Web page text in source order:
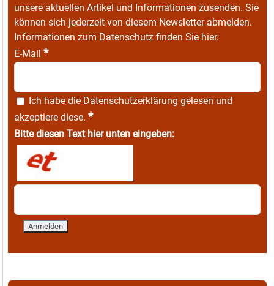
unsere aktuellen Artikel und Informationen zusenden. Sie
können sich jederzeit von diesem Newsletter abmelden.
Informationen zum Datenschutz finden Sie hier.
E-Mail *
Ich habe die Datenschutzerklärung gelesen und
akzeptiere diese. *
Bitte diesen Text hier unten eingeben: